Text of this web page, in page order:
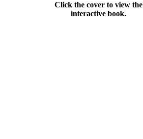
Click the cover to view the
interactive book.